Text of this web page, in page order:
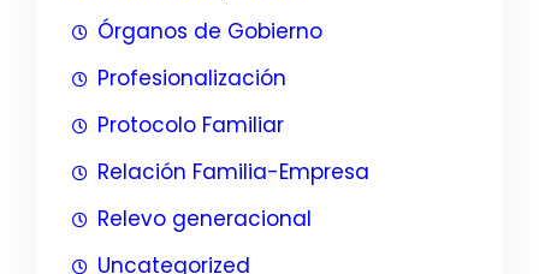
Órganos de Gobierno
Profesionalización
Protocolo Familiar
Relación Familia-Empresa
Relevo generacional
Uncategorized